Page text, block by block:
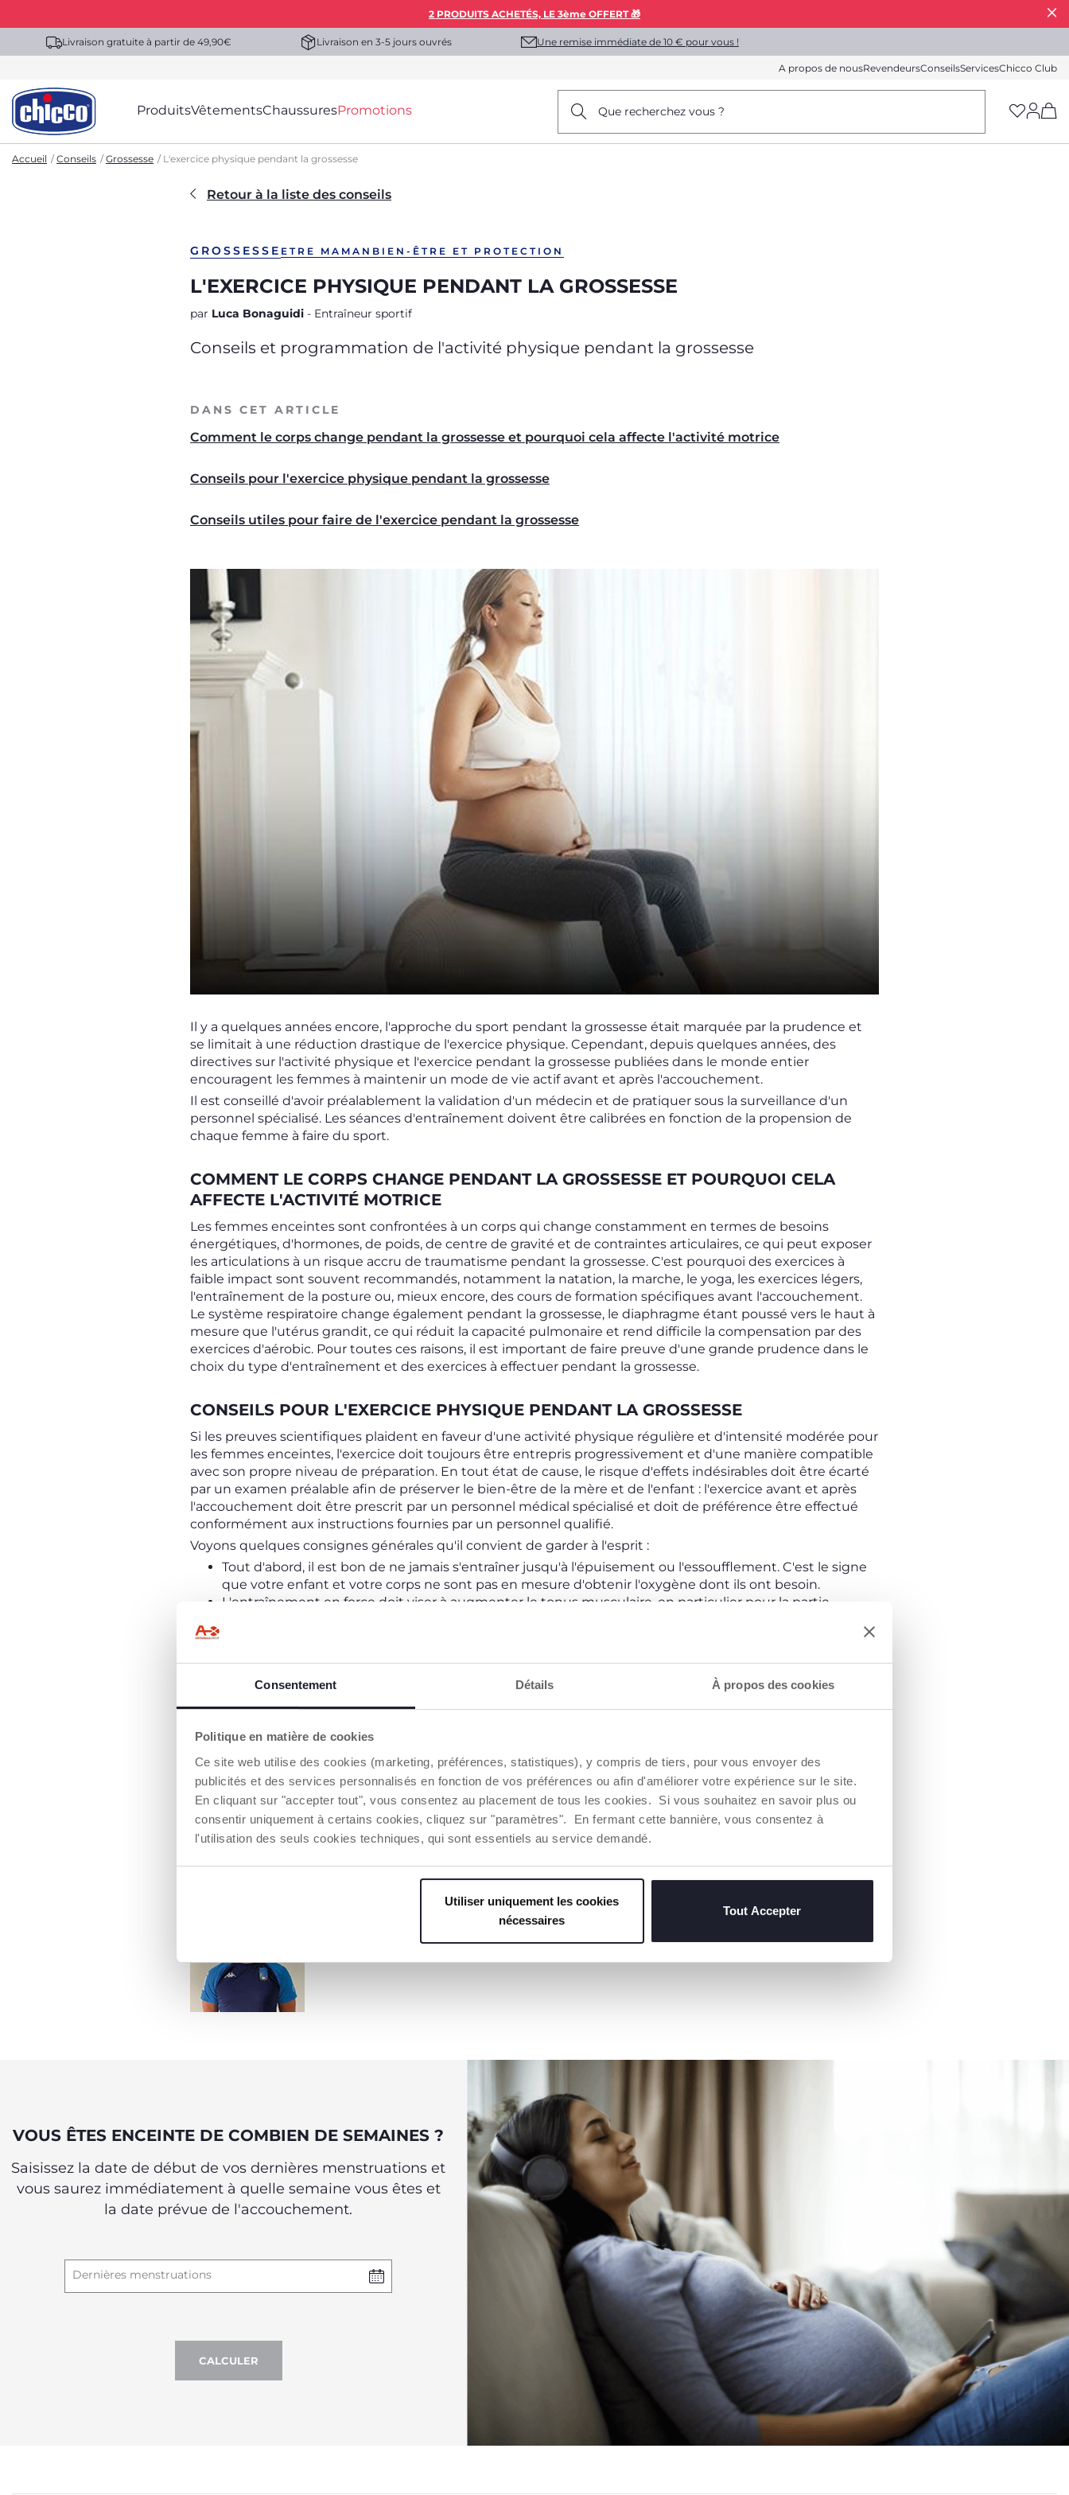
Consentement Détails À propos des cookies
Politique en matière de cookies
Ce site web utilise des cookies (marketing, préférences, statistiques), y compris de tiers, pour vous envoyer des
publicités et des services personnalisés en fonction de vos préférences ou afin d'améliorer votre expérience sur le site.
En cliquant sur "accepter tout", vous consentez au placement de tous les cookies. Si vous souhaitez en savoir plus ou
consentir uniquement à certains cookies, cliquez sur "paramètres". En fermant cette bannière, vous consentez à
l'utilisation des seuls cookies techniques, qui sont essentiels au service demandé.
Utiliser uniquement les cookies
nécessaires
Tout Accepter
2 PRODUITS ACHETÉS, LE 3ème OFFERT 🎁
Livraison gratuite à partir de 49,90€ Livraison en 3-5 jours ouvrés Une remise immédiate de 10 € pour vous !
A propos de nousRevendeursConseilsServicesChicco Club
ProduitsVêtementsChaussuresPromotions Que recherchez vous ?
Accueil Conseils Grossesse L'exercice physique pendant la grossesse
Retour à la liste des conseils
GROSSESSE ETRE MAMAN BIEN-ÊTRE ET PROTECTION
L'EXERCICE PHYSIQUE PENDANT LA GROSSESSE
par Luca Bonaguidi - Entraîneur sportif
Conseils et programmation de l'activité physique pendant la grossesse
DANS CET ARTICLE
Comment le corps change pendant la grossesse et pourquoi cela affecte l'activité motrice
Conseils pour l'exercice physique pendant la grossesse
Conseils utiles pour faire de l'exercice pendant la grossesse
Il y a quelques années encore, l'approche du sport pendant la grossesse était marquée par la prudence et
se limitait à une réduction drastique de l'exercice physique. Cependant, depuis quelques années, des
directives sur l'activité physique et l'exercice pendant la grossesse publiées dans le monde entier
encouragent les femmes à maintenir un mode de vie actif avant et après l'accouchement.
Il est conseillé d'avoir préalablement la validation d'un médecin et de pratiquer sous la surveillance d'un
personnel spécialisé. Les séances d'entraînement doivent être calibrées en fonction de la propension de
chaque femme à faire du sport.
COMMENT LE CORPS CHANGE PENDANT LA GROSSESSE ET POURQUOI CELA
AFFECTE L'ACTIVITÉ MOTRICE
Les femmes enceintes sont confrontées à un corps qui change constamment en termes de besoins
énergétiques, d'hormones, de poids, de centre de gravité et de contraintes articulaires, ce qui peut exposer
les articulations à un risque accru de traumatisme pendant la grossesse. C'est pourquoi des exercices à
faible impact sont souvent recommandés, notamment la natation, la marche, le yoga, les exercices légers,
l'entraînement de la posture ou, mieux encore, des cours de formation spécifiques avant l'accouchement.
Le système respiratoire change également pendant la grossesse, le diaphragme étant poussé vers le haut à
mesure que l'utérus grandit, ce qui réduit la capacité pulmonaire et rend difficile la compensation par des
exercices d'aérobic. Pour toutes ces raisons, il est important de faire preuve d'une grande prudence dans le
choix du type d'entraînement et des exercices à effectuer pendant la grossesse.
CONSEILS POUR L'EXERCICE PHYSIQUE PENDANT LA GROSSESSE
Si les preuves scientifiques plaident en faveur d'une activité physique régulière et d'intensité modérée pour
les femmes enceintes, l'exercice doit toujours être entrepris progressivement et d'une manière compatible
avec son propre niveau de préparation. En tout état de cause, le risque d'effets indésirables doit être écarté
par un examen préalable afin de préserver le bien-être de la mère et de l'enfant : l'exercice avant et après
l'accouchement doit être prescrit par un personnel médical spécialisé et doit de préférence être effectué
conformément aux instructions fournies par un personnel qualifié.
Voyons quelques consignes générales qu'il convient de garder à l'esprit :
Tout d'abord, il est bon de ne jamais s'entraîner jusqu'à l'épuisement ou l'essoufflement. C'est le signe
que votre enfant et votre corps ne sont pas en mesure d'obtenir l'oxygène dont ils ont besoin.
L'entraînement en force doit viser à augmenter le tonus musculaire, en particulier pour la partie
Évitez de faire de l'exercice par temps extrêmement chaud.
sont moins stables pendant les neuf mois de grossesse.
Veillez à faire des exercices qui évitent de surcharger la partie inférieure du dos.
Pendant les deuxièmes et troisièmes trimestres, évitez les exercices qui impliquent de s'allonger sur le
dos, car cela réduit la circulation du sang vers l'utérus.
Incluez la relaxation et les étirements avant et après le sport.
VOUS ÊTES ENCEINTE DE COMBIEN DE SEMAINES ?
Saisissez la date de début de vos dernières menstruations et
vous saurez immédiatement à quelle semaine vous êtes et
la date prévue de l'accouchement.
Dernières menstruations
CALCULER